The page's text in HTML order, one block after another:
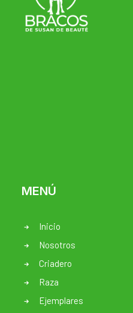
MENÚ
Inicio
Nosotros
Criadero
Raza
Ejemplares